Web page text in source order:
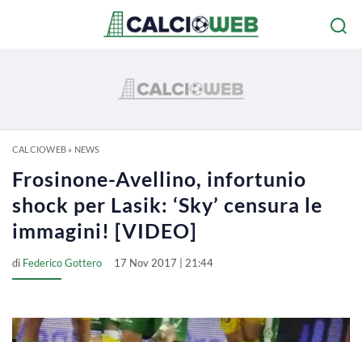
CALCIOWEB» NEWS
Frosinone-Avellino, infortunio
shock per Lasik: ‘Sky’ censura le
immagini! [VIDEO]
di Federico Gottero 17 Nov 2017 | 21:44